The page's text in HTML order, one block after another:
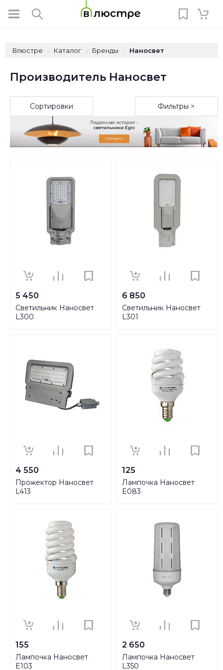
Влюстре / Каталог / Бренды / Наносвет
Производитель Наносвет
Сортировки Фильтры >
5 450
Светильник Наносвет
L300
6 850
Светильник Наносвет
L301
4 550
Прожектор Наносвет
L413
125
Лампочка Наносвет
E083
155
Лампочка Наносвет
E103
2 650
Лампочка Наносвет
L350